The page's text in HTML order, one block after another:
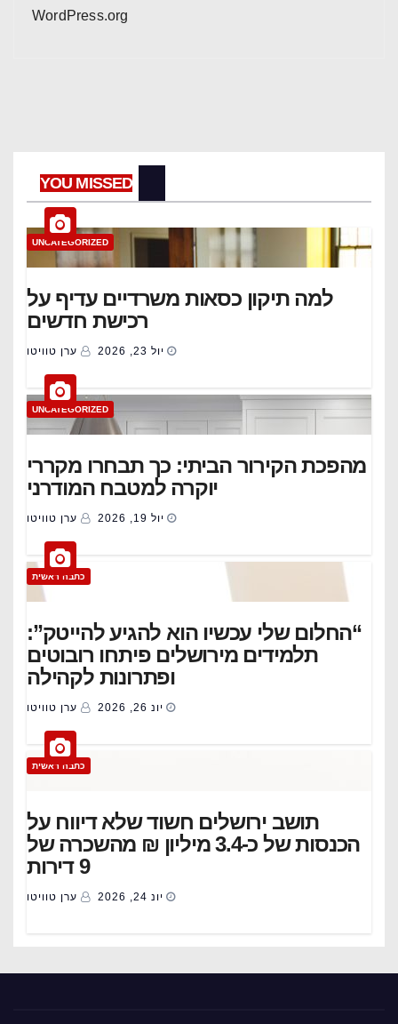
WordPress.org
YOU MISSED
UNCATEGORIZED
למה תיקון כסאות משרדיים עדיף על
רכישת חדשים
יול 23, 2026 ערן טוויטו
UNCATEGORIZED
מהפכת הקירור הביתי: כך תבחרו מקררי
יוקרה למטבח המודרני
יול 19, 2026 ערן טוויטו
כתבה ראשית
“החלום שלי עכשיו הוא להגיע להייטק”:
תלמידים מירושלים פיתחו רובוטים
ופתרונות לקהילה
יונ 26, 2026 ערן טוויטו
כתבה ראשית
תושב ירושלים חשוד שלא דיווח על
הכנסות של כ-3.4 מיליון ₪ מהשכרה של
9 דירות
יונ 24, 2026 ערן טוויטו